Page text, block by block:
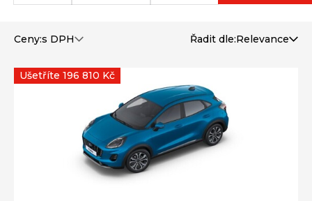
Ceny:s DPH Řadit dle:Relevance
Ušetříte 196 810 Kč